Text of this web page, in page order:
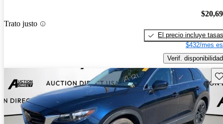
Trato justo
El precio incluye tasas
$432/mes
Verif. disponibilidad